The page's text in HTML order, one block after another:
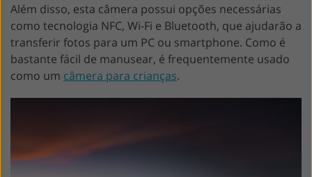
Além disso, esta câmera possui opções necessárias
como tecnologia NFC, Wi-Fi e Bluetooth, que ajudarão a
transferir fotos para um PC ou smartphone. Como é
bastante fácil de manusear, é frequentemente usado
como um câmera para crianças.